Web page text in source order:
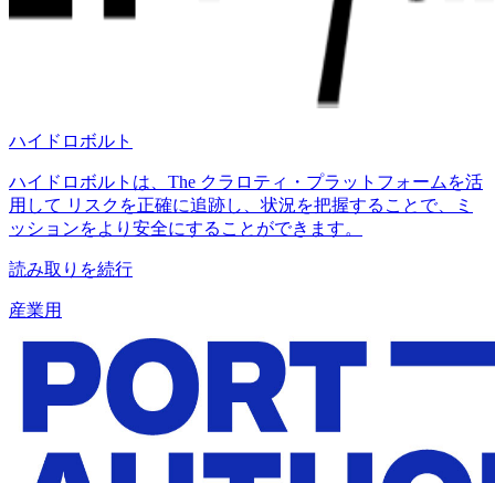
ハイドロボルト
ハイドロボルトは、The クラロティ・プラットフォームを活
用して リスクを正確に追跡し、状況を把握することで、ミ
ッションをより安全にすることができます。
読み取りを続行
産業用